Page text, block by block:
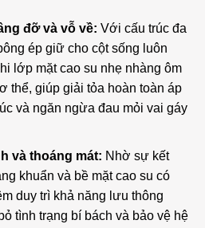
đỡ và vỗ về: Với cấu trúc đa
ép giữ cho cột sống luôn
lớp mặt cao su nhẹ nhàng ôm
thể, giúp giải tỏa hoàn toàn áp
và ngăn ngừa đau mỏi vai gáy
và thoáng mát: Nhờ sự kết
khuẩn và bề mặt cao su có
duy trì khả năng lưu thông
tình trạng bí bách và bảo vệ hệ